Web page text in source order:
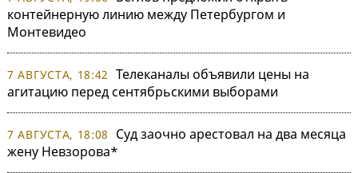
контейнерную линию между Петербургом и
Монтевидео
7 АВГУСТА, 18:42 Телеканалы объявили цены на
агитацию перед сентябрьскими выборами
7 АВГУСТА, 18:08
Суд заочно арестовал на два месяца
жену Невзорова*